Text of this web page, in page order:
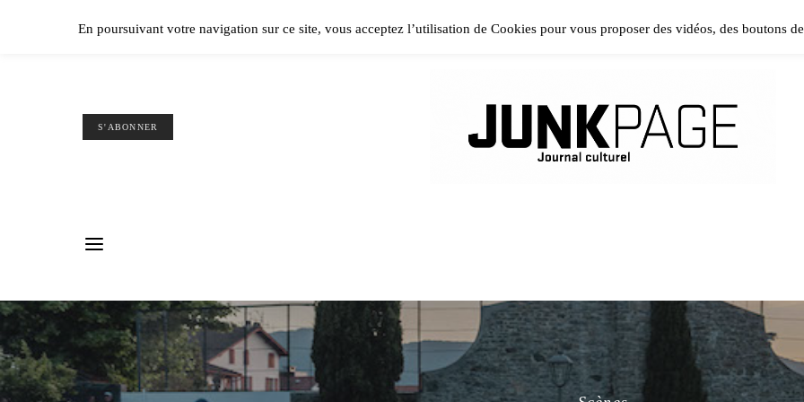
Please install and activate Powerkit plugin from Appearance →
S'ABONNER
En poursuivant votre navigation sur ce site, vous acceptez l’utilisation de Cookies pour vous proposer des vidéos, des boutons